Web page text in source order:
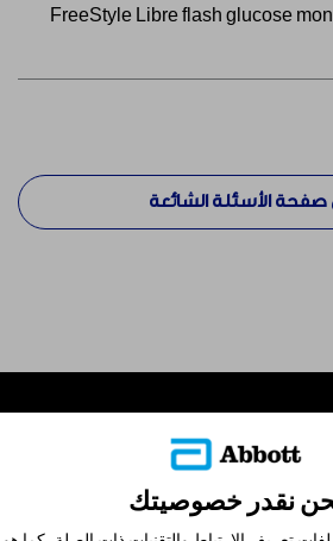
1. FreeStyle Libre flash glucose
صفحة الأسئلة الشائعة
نقدر خصوصيتك